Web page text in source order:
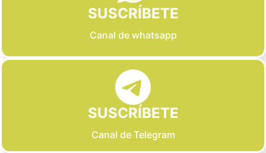
SUSCRÍBETE
Canal de whatsapp
SUSCRÍBETE
Canal de Telegram